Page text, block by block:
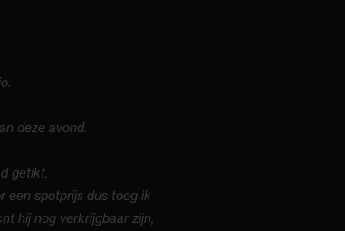
deze avond.
getikt.
een spotprijs dus toog ik
hij nog verkrijgbaar zijn,